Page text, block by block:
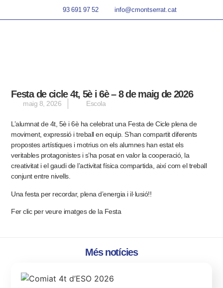
93 691 97 52 info@cmontserrat.cat
Festa de cicle 4t, 5è i 6è – 8 de maig de 2026
maig 8, 2026 Escola
L’alumnat de 4t, 5è i 6è ha celebrat una Festa de Cicle plena de
moviment, expressió i treball en equip. S’han compartit diferents
propostes artístiques i motrius on els alumnes han estat els
veritables protagonistes i s’ha posat en valor la cooperació, la
creativitat i el gaudi de l’activitat física compartida, així com el treball
conjunt entre nivells.
Una festa per recordar, plena d’energia i il·lusió!!
Fer clic per veure imatges de la Festa
Més notícies